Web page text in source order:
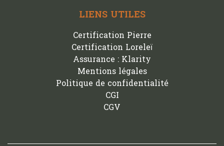
LIENS UTILES
Certification Pierre
Certification Loreleï
Assurance : Klarity
Mentions légales
Politique de confidentialité
CGI
CGV